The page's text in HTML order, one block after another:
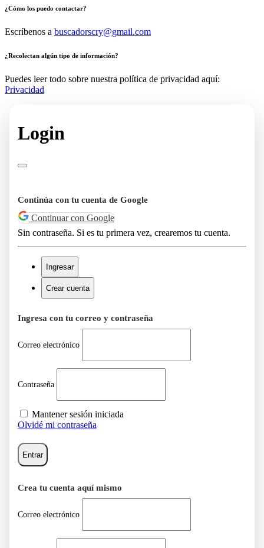
¿Cómo los puedo contactar?
Escríbenos a buscadorscry@gmail.com
¿Recolectan algún tipo de información?
Puedes leer todo sobre nuestra política de privacidad aquí:
Privacidad
Login
Continúa con tu cuenta de Google
Continuar con Google
Sin contraseña. Si es tu primera vez, crearemos tu cuenta.
Ingresar
Crear cuenta
Ingresa con tu correo y contraseña
Correo electrónico
Contraseña
Mantener sesión iniciada
Olvidé mi contraseña
Entrar
Crea tu cuenta aquí mismo
Correo electrónico